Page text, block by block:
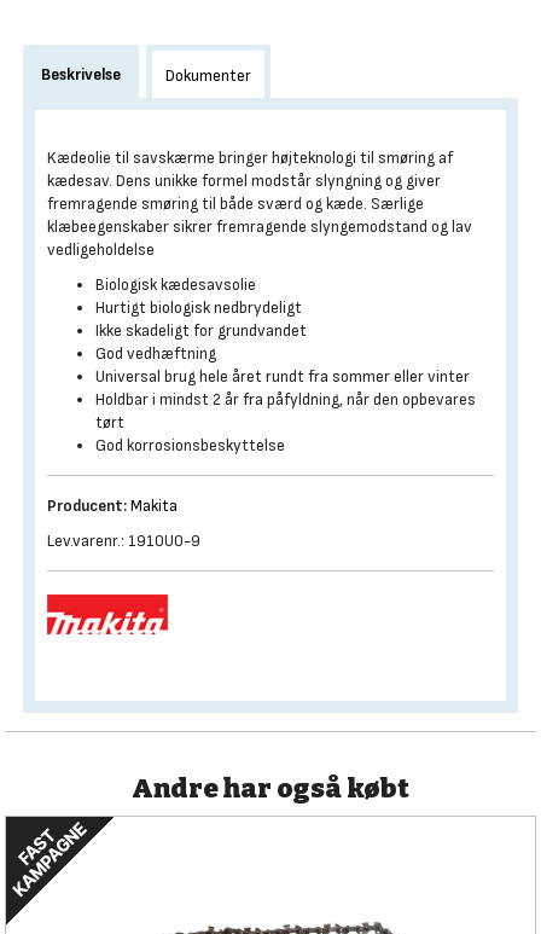
Beskrivelse Dokumenter
Kædeolie til savskærme bringer højteknologi til smøring af
kædesav. Dens unikke formel modstår slyngning og giver
fremragende smøring til både sværd og kæde. Særlige
klæbeegenskaber sikrer fremragende slyngemodstand og lav
vedligeholdelse
Biologisk kædesavsolie
Hurtigt biologisk nedbrydeligt
Ikke skadeligt for grundvandet
God vedhæftning
Universal brug hele året rundt fra sommer eller vinter
Holdbar i mindst 2 år fra påfyldning, når den opbevares
tørt
God korrosionsbeskyttelse
Producent:Makita
Lev.varenr.: 1910U0-9
Andre har også købt